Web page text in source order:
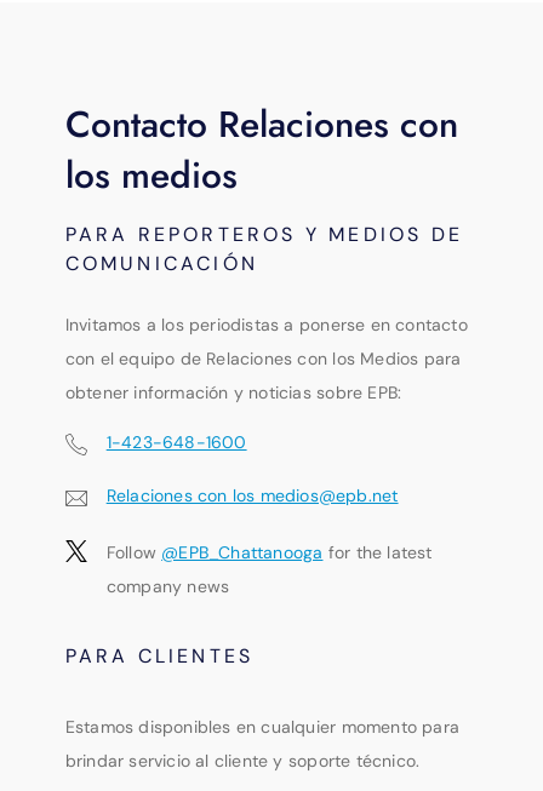
Contacto Relaciones con
los medios
PARA REPORTEROS Y MEDIOS DE
COMUNICACIÓN
Invitamos a los periodistas a ponerse en contacto
con el equipo de Relaciones con los Medios para
obtener información y noticias sobre EPB:
1-423-648-1600
Relaciones con los medios@epb.net
Follow @EPB_Chattanooga for the latest
company news
PARA CLIENTES
Estamos disponibles en cualquier momento para
brindar servicio al cliente y soporte técnico.